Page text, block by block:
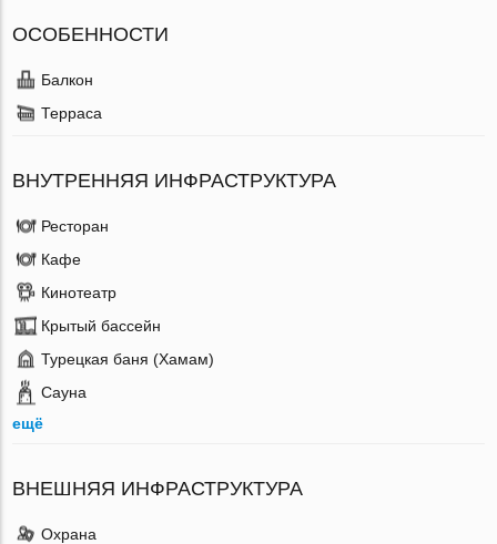
ОСОБЕННОСТИ
Балкон
Терраса
ВНУТРЕННЯЯ ИНФРАСТРУКТУРА
Ресторан
Кафе
Кинотеатр
Крытый бассейн
Турецкая баня (Хамам)
Сауна
ещё
ВНЕШНЯЯ ИНФРАСТРУКТУРА
Охрана